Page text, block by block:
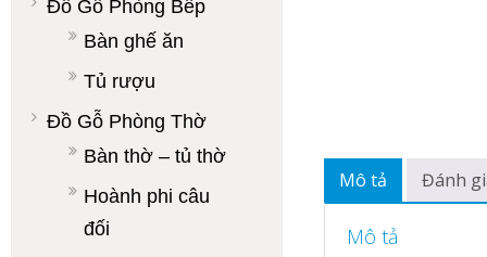
Mô tả Đánh
Mô tả
Đồ Gỗ Phòng Bếp
Bàn ghế ăn
Tủ rượu
Đồ Gỗ Phòng Thờ
Bàn thờ – tủ thờ
Hoành phi câu
đối